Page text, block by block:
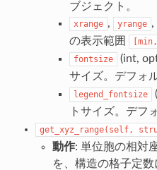
ブジェクト。
xrange , yrange ,
の表示範囲
[min,
fontsize
(int,
サイズ。デフォ
legend_fontsize
トサイズ。デフ
get_xyz_range(self,
動作: 単位胞の相対
を、構造の格子定